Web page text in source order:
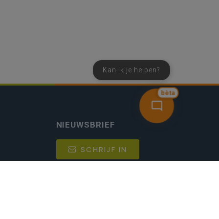
bèta
Kan ik je helpen?
NIEUWSBRIEF
SCHRIJF IN